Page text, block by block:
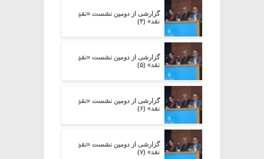
گزارشی از دومین نشست «نقدِ
نقد» (۴)
گزارشی از دومین نشست «نقدِ
نقد» (۵)
گزارشی از دومین نشست «نقدِ
نقد» (۶)
گزارشی از دومین نشست «نقدِ
نقد» (۷)